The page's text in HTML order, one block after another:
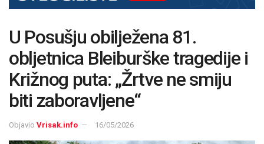
U Posušju obilježena 81.
obljetnica Bleiburške tragedije i
Križnog puta: „Žrtve ne smiju
biti zaboravljene“
Objavio Vrisak.info 16/05/2026